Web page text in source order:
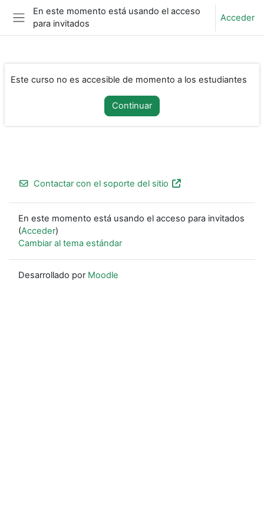
Salta al contenido principal
Panel lateral
En este momento está usando el acceso
para invitados
Acceder
Este curso no es accesible de momento a los estudiantes
Continuar
Contactar con el soporte del sitio
En este momento está usando el acceso para invitados
(Acceder)
Cambiar al tema estándar
Desarrollado por Moodle